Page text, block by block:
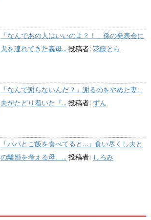
「なんであの人はいいのよ？！」孫の発表会に
犬を連れてきた義母... 投稿者: 花藤とら
「なんで謝らないんだ？」謝るのをやめた妻…
夫がたどり着いた『... 投稿者: ずん
「パパとご飯を食べてると…」食い尽くし夫と
の離婚を考える母、... 投稿者: しろみ